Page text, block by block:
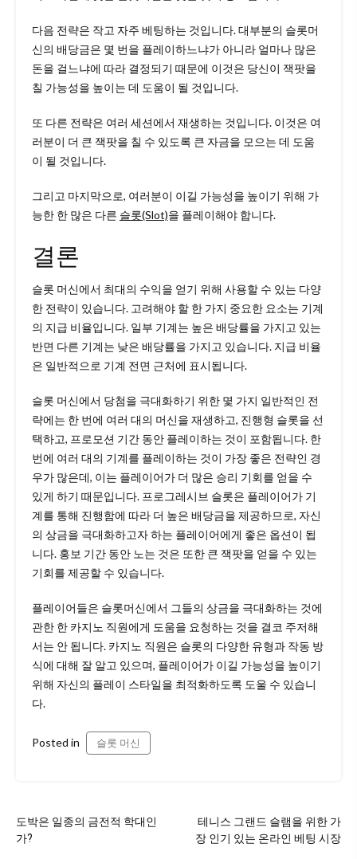
다음 전략은 작고 자주 베팅하는 것입니다. 대부분의 슬롯머
신의 배당금은 몇 번을 플레이하느냐가 아니라 얼마나 많은
돈을 걸느냐에 따라 결정되기 때문에 이것은 당신이 잭팟을
칠 가능성을 높이는 데 도움이 될 것입니다.
또 다른 전략은 여러 세션에서 재생하는 것입니다. 이것은 여
러분이 더 큰 잭팟을 칠 수 있도록 큰 자금을 모으는 데 도움
이 될 것입니다.
그리고 마지막으로, 여러분이 이길 가능성을 높이기 위해 가
능한 한 많은 다른 슬롯(Slot)을 플레이해야 합니다.
결론
슬롯 머신에서 최대의 수익을 얻기 위해 사용할 수 있는 다양
한 전략이 있습니다. 고려해야 할 한 가지 중요한 요소는 기계
의 지급 비율입니다. 일부 기계는 높은 배당률을 가지고 있는
반면 다른 기계는 낮은 배당률을 가지고 있습니다. 지급 비율
은 일반적으로 기계 전면 근처에 표시됩니다.
슬롯 머신에서 당첨을 극대화하기 위한 몇 가지 일반적인 전
략에는 한 번에 여러 대의 머신을 재생하고, 진행형 슬롯을 선
택하고, 프로모션 기간 동안 플레이하는 것이 포함됩니다. 한
번에 여러 대의 기계를 플레이하는 것이 가장 좋은 전략인 경
우가 많은데, 이는 플레이어가 더 많은 승리 기회를 얻을 수
있게 하기 때문입니다. 프로그레시브 슬롯은 플레이어가 기
계를 통해 진행함에 따라 더 높은 배당금을 제공하므로, 자신
의 상금을 극대화하고자 하는 플레이어에게 좋은 옵션이 됩
니다. 홍보 기간 동안 노는 것은 또한 큰 잭팟을 얻을 수 있는
기회를 제공할 수 있습니다.
플레이어들은 슬롯머신에서 그들의 상금을 극대화하는 것에
관한 한 카지노 직원에게 도움을 요청하는 것을 결코 주저해
서는 안 됩니다. 카지노 직원은 슬롯의 다양한 유형과 작동 방
식에 대해 잘 알고 있으며, 플레이어가 이길 가능성을 높이기
위해 자신의 플레이 스타일을 최적화하도록 도울 수 있습니
다.
Posted in 슬롯 머신
글
탐
도박은 일종의 금전적 학대인
가?
테니스 그랜드 슬램을 위한 가
장 인기 있는 온라인 베팅 시장